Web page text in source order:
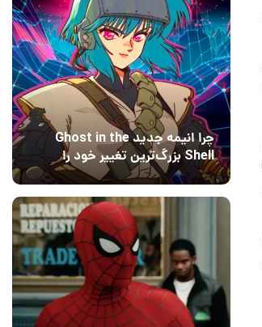
چرا انیمه جدید Ghost in the
Shell بزرگ‌ترین تغییر خود را
اعمال کرده است؟ کارگردانان
12 مرداد 1405